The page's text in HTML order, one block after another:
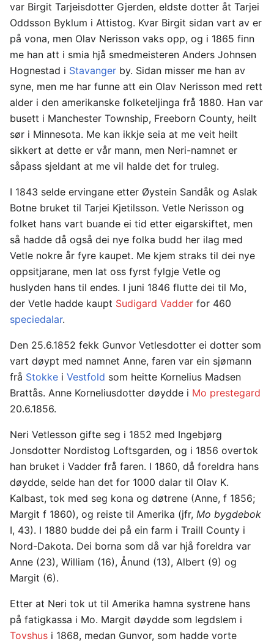
var Birgit Tarjeisdotter Gjerden, eldste dotter åt Tarjei
Oddsson Byklum i Attistog. Kvar Birgit sidan vart av er
på vona, men Olav Nerisson vaks opp, og i 1865 finn
me han att i smia hjå smedmeisteren Anders Johnsen
Hognestad i Stavanger by. Sidan misser me han av
syne, men me har funne att ein Olav Nerisson med rett
alder i den amerikanske folketeljinga frå 1880. Han var
busett i Manchester Township, Freeborn County, heilt
sør i Minnesota. Me kan ikkje seia at me veit heilt
sikkert at dette er vår mann, men Neri-namnet er
såpass sjeldant at me vil halde det for truleg.
I 1843 selde ervingane etter Øystein Sandåk og Aslak
Botne bruket til Tarjei Kjetilsson. Vetle Nerisson og
folket hans vart buande ei tid etter eigarskiftet, men
så hadde då også dei nye folka budd her ilag med
Vetle nokre år fyre kaupet. Me kjem straks til dei nye
oppsitjarane, men lat oss fyrst fylgje Vetle og
huslyden hans til endes. I juni 1846 flutte dei til Mo,
der Vetle hadde kaupt Sudigard Vadder for 460
speciedalar.
Den 25.6.1852 fekk Gunvor Vetlesdotter ei dotter som
vart døypt med namnet Anne, faren var ein sjømann
frå Stokke i Vestfold som heitte Kornelius Madsen
Brattås. Anne Korneliusdotter døydde i Mo prestegard
20.6.1856.
Neri Vetlesson gifte seg i 1852 med Ingebjørg
Jonsdotter Nordistog Loftsgarden, og i 1856 overtok
han bruket i Vadder frå faren. I 1860, då foreldra hans
døydde, selde han det for 1000 dalar til Olav K.
Kalbast, tok med seg kona og døtrene (Anne, f 1856;
Margit f 1860), og reiste til Amerika (jfr, Mo bygdebok
I, 43). I 1880 budde dei på ein farm i Traill County i
Nord-Dakota. Dei borna som då var hjå foreldra var
Anne (23), William (16), Ånund (13), Albert (9) og
Margit (6).
Etter at Neri tok ut til Amerika hamna systrene hans
på fatigkassa i Mo. Margit døydde som legdslem i
Tovshus i 1868, medan Gunvor, som hadde vorte